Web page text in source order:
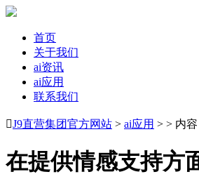
首页
关于我们
ai资讯
ai应用
联系我们
J9直营集团官方网站 > ai应用 > > 内容
在提供情感支持方